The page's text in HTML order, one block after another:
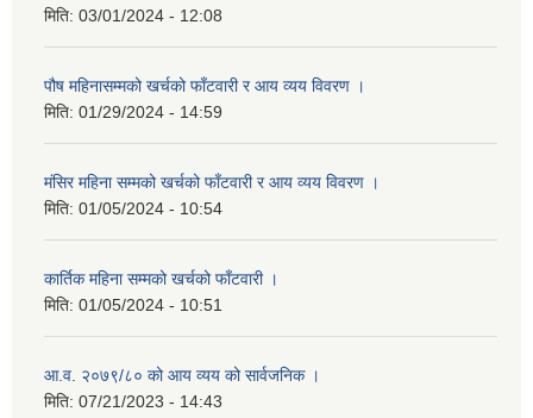
मिति: 03/01/2024 - 12:08
पौष महिनासम्मको खर्चको फाँटवारी र आय व्यय विवरण ।
मिति: 01/29/2024 - 14:59
मंसिर महिना सम्मको खर्चको फाँटवारी र आय व्यय विवरण ।
मिति: 01/05/2024 - 10:54
कार्तिक महिना सम्मको खर्चको फाँटवारी ।
मिति: 01/05/2024 - 10:51
आ.व. २०७९/८० को आय व्यय को सार्वजनिक ।
मिति: 07/21/2023 - 14:43